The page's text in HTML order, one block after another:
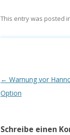
This entry was posted
Post navigation
← Warnung vor
Option
Schreibe einen